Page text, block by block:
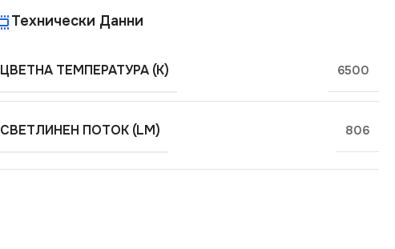
Технически Данни
ЦВЕТНА ТЕМПЕРАТУРА (K) 6500
СВЕТЛИНЕН ПОТОК (LM) 806